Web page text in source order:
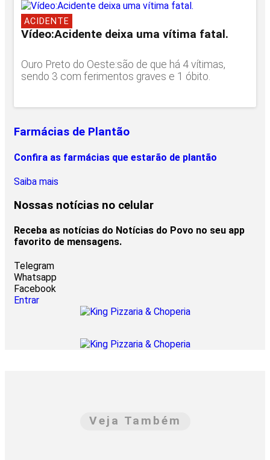
ACIDENTE
Vídeo:Acidente deixa uma vítima fatal.
Ouro Preto do Oeste:são de que há 4 vítimas,
sendo 3 com ferimentos graves e 1 óbito.
Farmácias de Plantão
Confira as farmácias que estarão de plantão
Saiba mais
Nossas notícias no celular
Receba as notícias do Notícias do Povo no seu app
favorito de mensagens.
Telegram
Whatsapp
Facebook
Entrar
Veja Também